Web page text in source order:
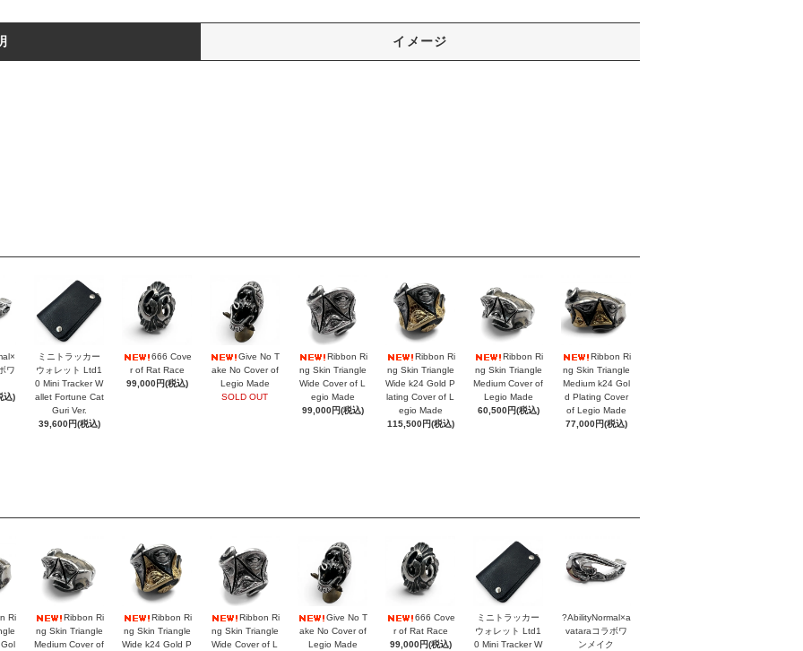
イメージ
ワ
込)
ミニトラッカー
ウォレット Ltd1
0 Mini Tracker W
allet Fortune Cat
Guri Ver.
39,600円(税込)
666 Cove
r of Rat Race
99,000円(税込)
Give No T
ake No Cover of
Legio Made
SOLD OUT
Ribbon Ri
ng Skin Triangle
Wide Cover of L
egio Made
99,000円(税込)
Ribbon Ri
ng Skin Triangle
Wide k24 Gold P
lating Cover of L
egio Made
115,500円(税込)
Ribbon Ri
ng Skin Triangle
Medium Cover of
Legio Made
60,500円(税込)
Ribbon Ri
ng Skin Triangle
Medium k24 Gol
d Plating Cover
of Legio Made
77,000円(税込)
Ri
Ribbon Ri
ng Skin Triangle
Medium Cover of
Ribbon Ri
ng Skin Triangle
Wide k24 Gold P
Ribbon Ri
ng Skin Triangle
Wide Cover of L
Give No T
ake No Cover of
Legio Made
666 Cove
r of Rat Race
99,000円(税込)
ミニトラッカー
ウォレット Ltd1
0 Mini Tracker W
?AbilityNormal×a
vataraコラボワ
ンメイク